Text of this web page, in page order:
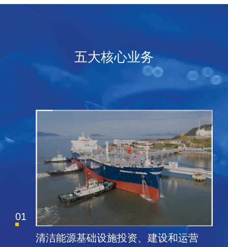
五大核心业务
设和运营
航空油料基础设施运营、油